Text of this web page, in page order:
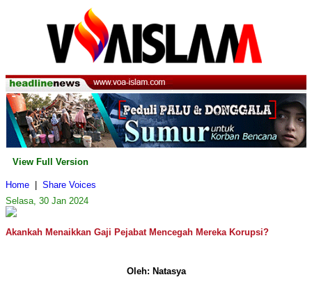
View Full Version
Home
Share Voices
Selasa, 30 Jan 2024
Akankah Menaikkan Gaji Pejabat Mencegah Mereka Korupsi?
Oleh: Natasya